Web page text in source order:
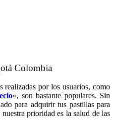
Colombia
realizadas por los usuarios, como
«, son bastante populares. Sin
para adquirir tus pastillas para
prioridad es la salud de las